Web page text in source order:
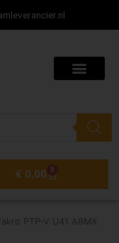
€ 0,00 0
Winkelwagen
PTP-V U41 ABMX